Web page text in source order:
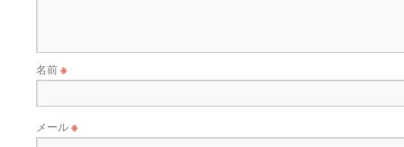
名前※
メール※